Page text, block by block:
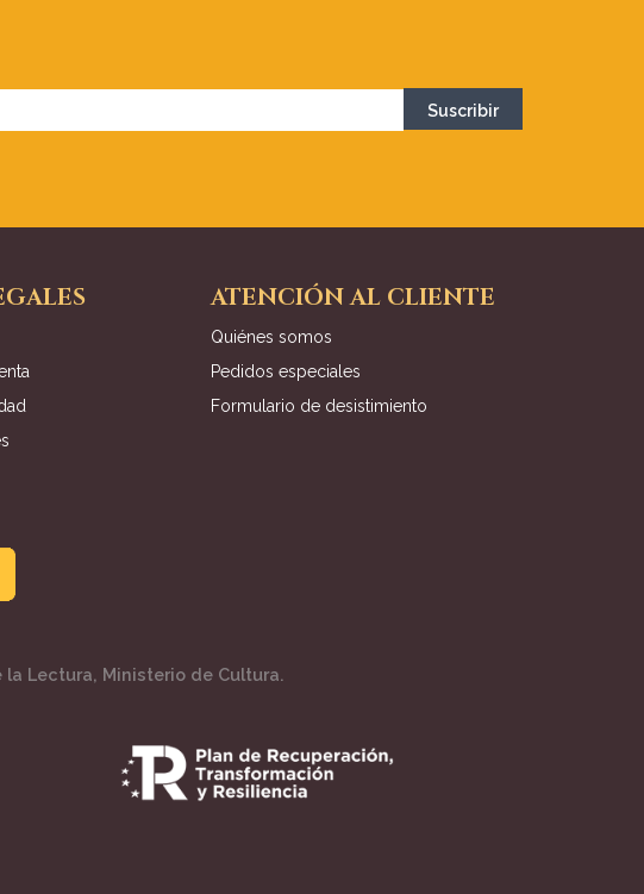
ATENCIÓN AL CLIENTE
Quiénes somos
Pedidos especiales
Formulario de desistimiento
Lectura, Ministerio de Cultura.